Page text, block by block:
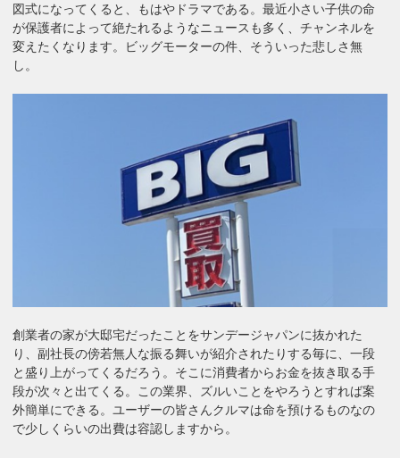
図式になってくると、もはやドラマである。最近小さい子供の命
が保護者によって絶たれるようなニュースも多く、チャンネルを
変えたくなります。ビッグモーターの件、そういった悲しさ無
し。
創業者の家が大邸宅だったことをサンデージャパンに抜かれた
り、副社長の傍若無人な振る舞いが紹介されたりする毎に、一段
と盛り上がってくるだろう。そこに消費者からお金を抜き取る手
段が次々と出てくる。この業界、ズルいことをやろうとすれば案
外簡単にできる。ユーザーの皆さんクルマは命を預けるものなの
で少しくらいの出費は容認しますから。